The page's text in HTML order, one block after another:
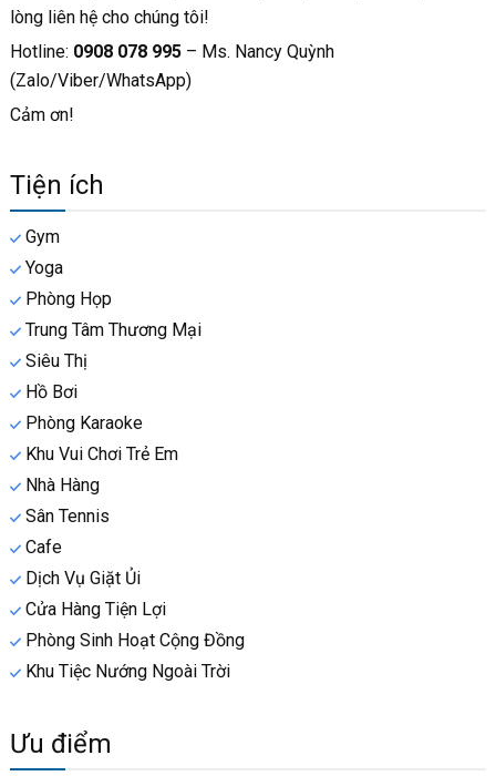
lòng liên hệ cho chúng tôi!
Hotline: 0908 078 995– Ms. Nancy Quỳnh
(Zalo/Viber/WhatsApp)
Cảm ơn!
Tiện ích
Gym
Yoga
Phòng Họp
Trung Tâm Thương Mại
Siêu Thị
Hồ Bơi
Phòng Karaoke
Khu Vui Chơi Trẻ Em
Nhà Hàng
Sân Tennis
Cafe
Dịch Vụ Giặt Ủi
Cửa Hàng Tiện Lợi
Phòng Sinh Hoạt Cộng Đồng
Khu Tiệc Nướng Ngoài Trời
Ưu điểm